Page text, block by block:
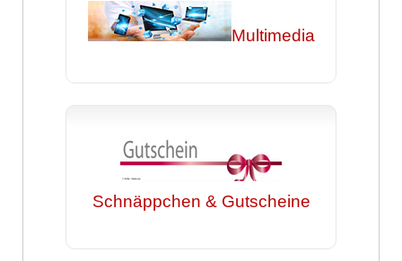
Multimedia
Schnäppchen & Gutscheine